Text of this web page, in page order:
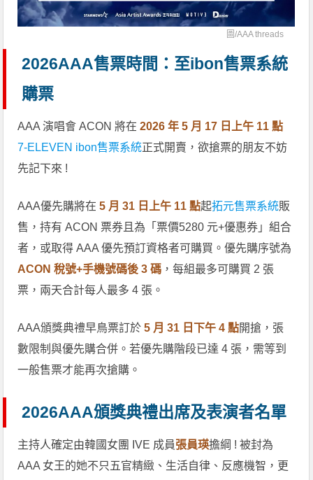
圖/AAA threads
2026AAA售票時間：至ibon售票系統
購票
AAA 演唱會 ACON 將在 2026 年 5 月 17 日上午 11 點
7-ELEVEN ibon售票系統正式開賣，欲搶票的朋友不妨
先記下來 !
AAA優先購將在 5 月 31 日上午 11 點起拓元售票系統販
售，持有 ACON 票券且為「票價5280 元+優惠券」組合
者，或取得 AAA 優先預訂資格者可購買。優先購序號為
ACON 稅號+手機號碼後 3 碼 ，每組最多可購買 2 張
票，兩天合計每人最多 4 張。
AAA頒獎典禮早鳥票訂於5 月 31 日下午 4 點開搶，張
數限制與優先購合併。若優先購階段已達 4 張，需等到
一般售票才能再次搶購。
2026AAA頒獎典禮出席及表演者名單
主持人確定由韓國女團 IVE 成員張員瑛擔綱 ! 被封為
AAA 女王的她不只五官精緻、生活自律、反應機智，更